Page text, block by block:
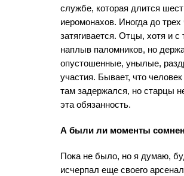
службе, которая длится
иеромонахов. Иногда до
затягивается. Отцы, хотя и
наплыв паломников, но
опустошенные, унылые,
участия. Бывает, что
там задержался, но старцы
эта обязанность.
А были ли моменты
Пока не было, но я думаю,
исчерпал еще своего